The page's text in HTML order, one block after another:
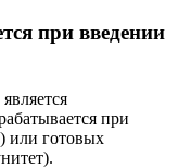
при введении
при
или готовых